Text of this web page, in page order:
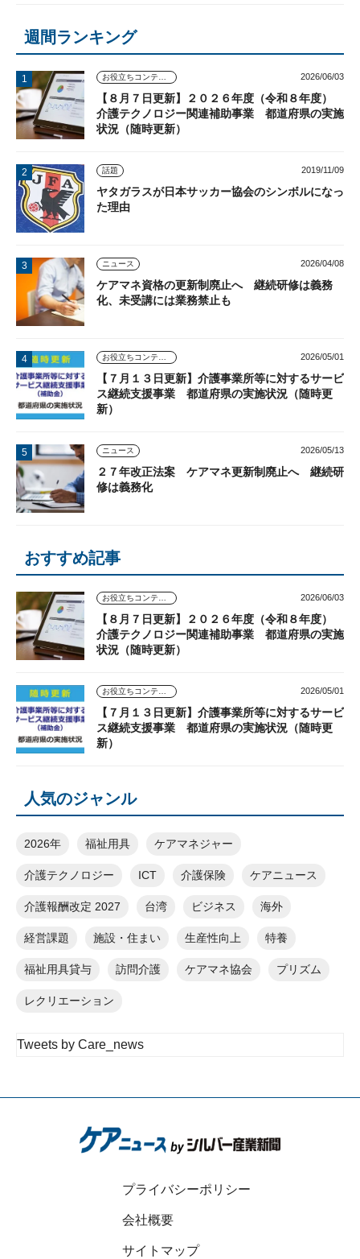
週間ランキング
お役立ちコンテンツ 2026/06/03
【８月７日更新】２０２６年度（令和８年度）
介護テクノロジー関連補助事業 都道府県の実施
状況（随時更新）
話題 2019/11/09
ヤタガラスが日本サッカー協会のシンボルになっ
た理由
ニュース 2026/04/08
ケアマネ資格の更新制廃止へ 継続研修は義務
化、未受講には業務禁止も
お役立ちコンテンツ 2026/05/01
【７月１３日更新】介護事業所等に対するサービ
ス継続支援事業 都道府県の実施状況（随時更
新）
ニュース 2026/05/13
２７年改正法案 ケアマネ更新制廃止へ 継続研
修は義務化
おすすめ記事
お役立ちコンテンツ 2026/06/03
【８月７日更新】２０２６年度（令和８年度）
介護テクノロジー関連補助事業 都道府県の実施
状況（随時更新）
お役立ちコンテンツ 2026/05/01
【７月１３日更新】介護事業所等に対するサービ
ス継続支援事業 都道府県の実施状況（随時更
新）
人気のジャンル
2026年 福祉用具 ケアマネジャー
介護テクノロジー ICT 介護保険 ケアニュース
介護報酬改定 2027 台湾 ビジネス 海外
経営課題 施設・住まい 生産性向上 特養
福祉用具貸与 訪問介護 ケアマネ協会 プリズム
レクリエーション
Tweets by Care_news
プライバシーポリシー
会社概要
サイトマップ